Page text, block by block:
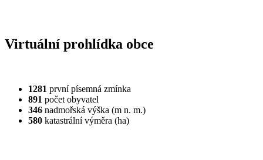
Virtuální prohlídka obce
1281 první písemná zmínka
891 počet obyvatel
346 nadmořská výška (m n. m.)
580 katastrální výměra (ha)